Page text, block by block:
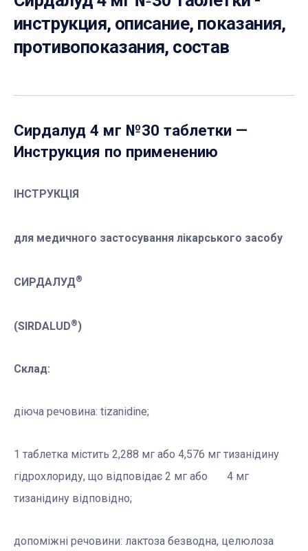
инструкция, описание, показания,
противопоказания, состав
Сирдалуд 4 мг №30 таблетки —
Инструкция по применению
ІНСТРУКЦІЯ
для медичного застосування лікарського засобу
СИРДАЛУД®
(SIRDALUD®)
Склад:
діюча речовина: tizanidine;
1 таблетка містить 2,288 мг або 4,576 мг тизанідину
гідрохлориду, що відповідає 2 мг або 4 мг
тизанідину відповідно;
допоміжні речовини: лактоза безводна, целюлоза